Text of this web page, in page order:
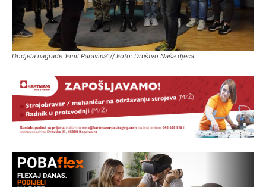
Dodjela nagrade 'Emil Paravina' // Foto: Društvo Naša djeca